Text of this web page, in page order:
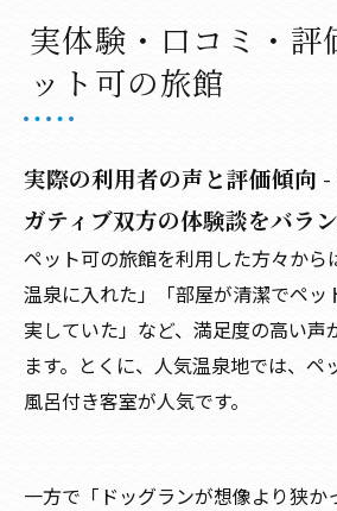
実体験・口コミ・評
ット可の旅館
実際の利用者の声と評価傾向
ガティブ双方の体験談をバラ
ペット可の旅館を利用した方々から
温泉に入れた」「部屋が清潔でペッ
実していた」など、満足度の高い声
ます。とくに、人気温泉地では、ペ
風呂付き客室が人気です。
一方で「ドッグランが想像より狭か